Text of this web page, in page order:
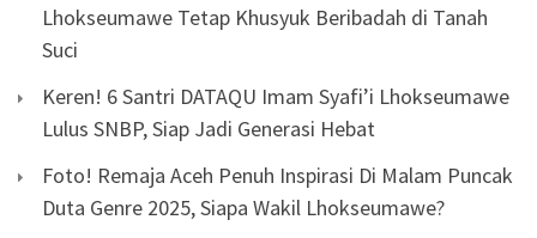
Lhokseumawe Tetap Khusyuk Beribadah di Tanah
Suci
Keren! 6 Santri DATAQU Imam Syafi’i Lhokseumawe
Lulus SNBP, Siap Jadi Generasi Hebat
Foto! Remaja Aceh Penuh Inspirasi Di Malam Puncak
Duta Genre 2025, Siapa Wakil Lhokseumawe?